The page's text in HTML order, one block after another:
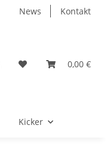
News Kontakt
0,00 €
Kicker